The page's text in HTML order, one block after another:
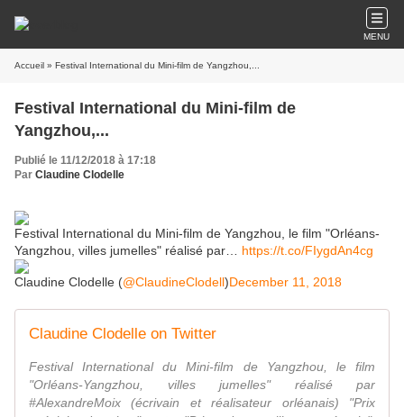
MENU
Accueil » Festival International du Mini-film de Yangzhou,...
Festival International du Mini-film de
Yangzhou,...
Publié le 11/12/2018 à 17:18
Par Claudine Clodelle
Festival International du Mini-film de Yangzhou, le film "Orléans-
Yangzhou, villes jumelles" réalisé par… https://t.co/FIygdAn4cg
Claudine Clodelle (@ClaudineClodell)December 11, 2018
Claudine Clodelle on Twitter
Festival International du Mini-film de Yangzhou, le film
"Orléans-Yangzhou, villes jumelles" réalisé par
#AlexandreMoix (écrivain et réalisateur orléanais) "Prix